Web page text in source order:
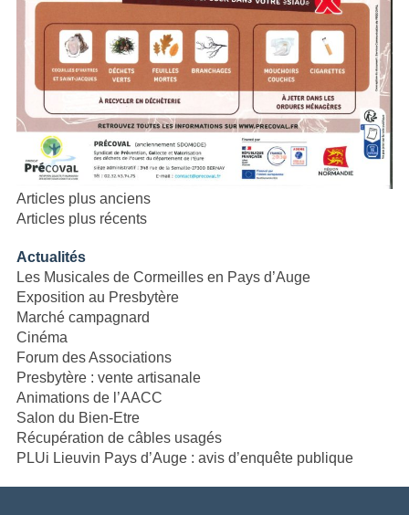
Navigation
des
Articles plus anciens
Articles plus récents
Actualités
Les Musicales de Cormeilles en Pays d’Auge
Exposition au Presbytère
Marché campagnard
Cinéma
Forum des Associations
Presbytère : vente artisanale
Animations de l’AACC
Salon du Bien-Etre
Récupération de câbles usagés
PLUi Lieuvin Pays d’Auge : avis d’enquête publique